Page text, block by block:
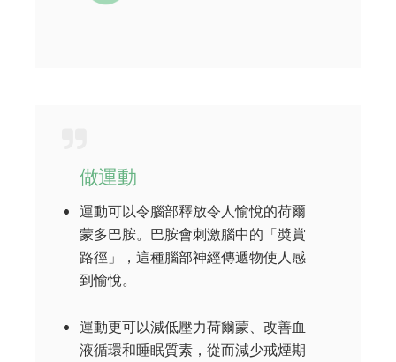
做運動
運動可以令腦部釋放令人愉悅的荷爾
蒙多巴胺。巴胺會刺激腦中的「奬賞
路徑」，這種腦部神經傳遞物使人感
到愉悅。
運動更可以減低壓力荷爾蒙、改善血
液循環和睡眠質素，從而減少戒煙期